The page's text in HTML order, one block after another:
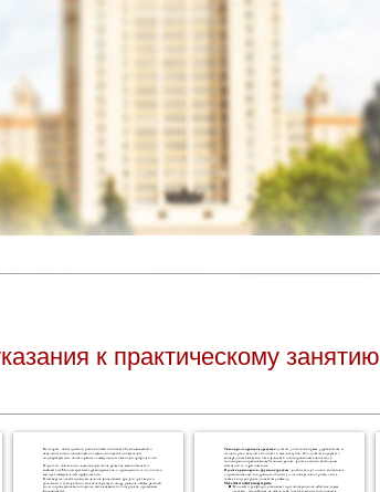
к практическому занятию